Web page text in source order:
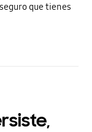
que tienes